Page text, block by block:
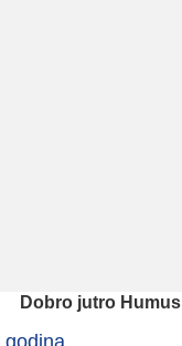
Dobro jutro Humus
godina